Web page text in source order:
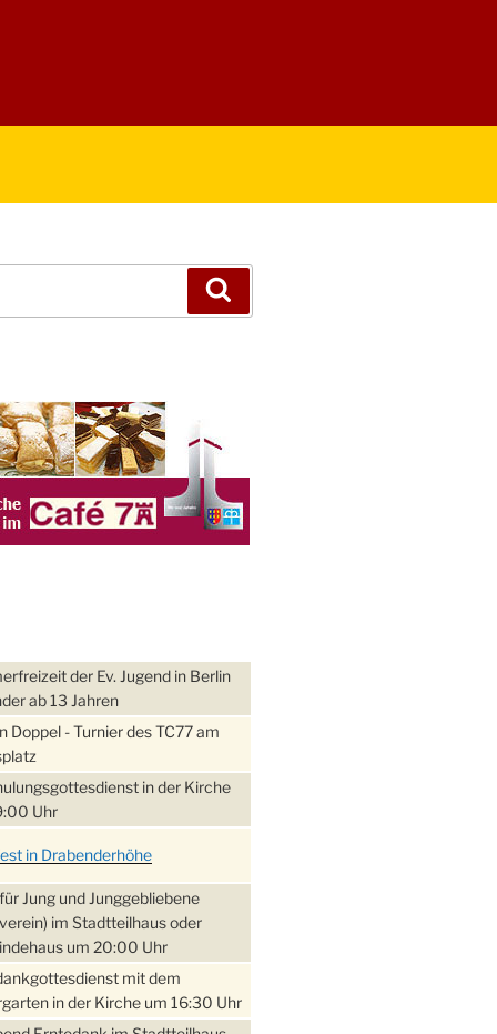
der Ev. Jugend in Berlin
ab 13 Jahren
Doppel - Turnier des TC77 am
in der Kirche
Uhr
in Drabenderhöhe
Jung und Junggebliebene
im Stadtteilhaus oder
um 20:00 Uhr
mit dem
in der Kirche um 16:30 Uhr